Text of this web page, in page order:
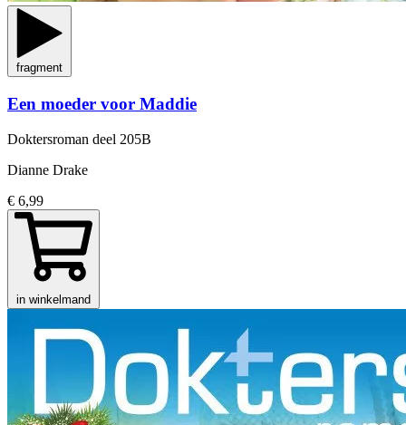
fragment
Een moeder voor Maddie
Doktersroman deel 205B
Dianne Drake
€ 6,99
in winkelmand